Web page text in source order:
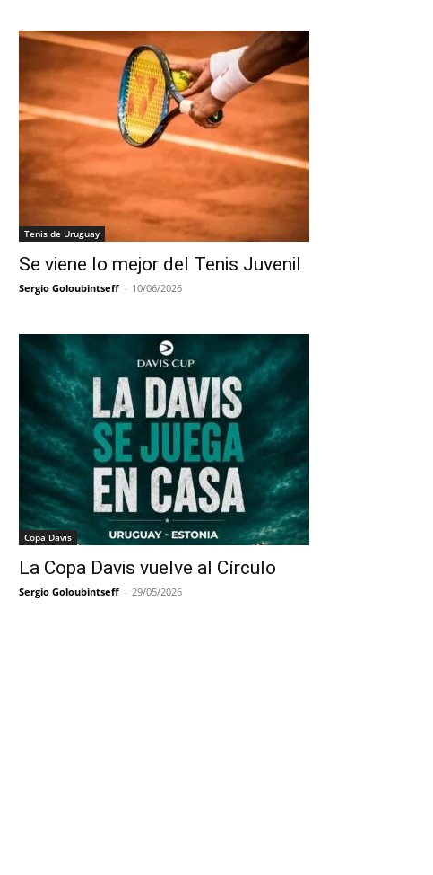
Tenis de Uruguay
Se viene lo mejor del Tenis Juvenil
Sergio Goloubintseff - 10/06/2026
Copa Davis
La Copa Davis vuelve al Círculo
Sergio Goloubintseff - 29/05/2026